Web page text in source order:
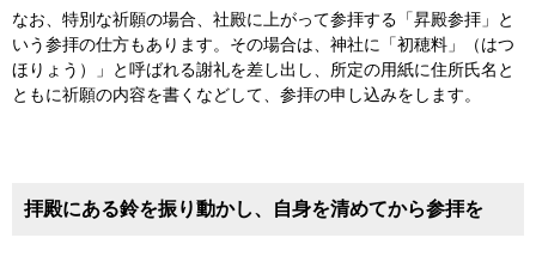
なお、特別な祈願の場合、社殿に上がって参拝する「昇殿参拝」と
いう参拝の仕方もあります。その場合は、神社に「初穂料」（はつ
ほりょう）」と呼ばれる謝礼を差し出し、所定の用紙に住所氏名と
ともに祈願の内容を書くなどして、参拝の申し込みをします。
拝殿にある鈴を振り動かし、自身を清めてから参拝を